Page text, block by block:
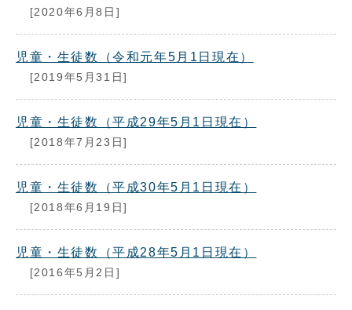
[2020年6月8日]
児童・生徒数（令和元年5月1日現在）
[2019年5月31日]
児童・生徒数（平成29年5月1日現在）
[2018年7月23日]
児童・生徒数（平成30年5月1日現在）
[2018年6月19日]
児童・生徒数（平成28年5月1日現在）
[2016年5月2日]